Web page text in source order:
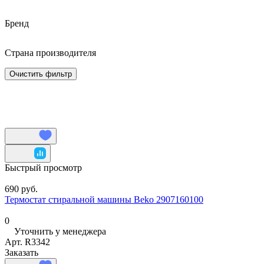
Бренд
Страна производителя
Очистить фильтр
Быстрый просмотр
690 руб.
Термостат стиральной машины Beko 2907160100
0
Уточнить у менеджера
Арт. R3342
Заказать